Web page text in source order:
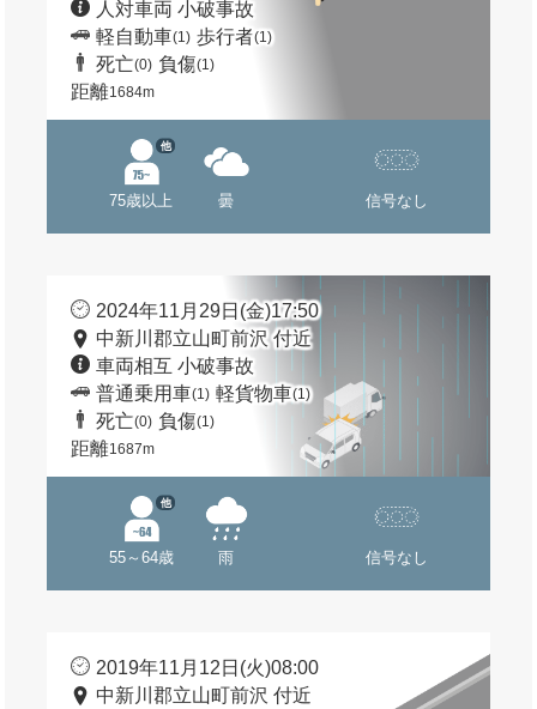
人対車両 小破事故
軽自動車(1) 歩行者(1)
死亡(0) 負傷(1)
距離1684m
75歳以上
他
曇 信号なし
2024年11月29日(金)17:50
中新川郡立山町前沢 付近
車両相互 小破事故
普通乗用車(1) 軽貨物車(1)
死亡(0) 負傷(1)
距離1687m
55～64歳
他
雨 信号なし
2019年11月12日(火)08:00
中新川郡立山町前沢 付近